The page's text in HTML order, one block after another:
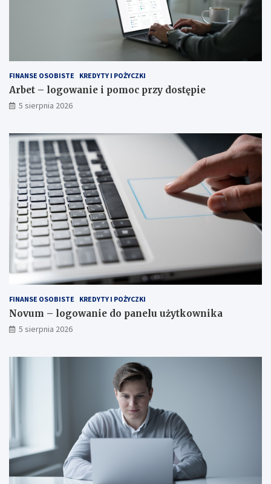
FINANSE OSOBISTE KREDYTY I POŻYCZKI
Arbet – logowanie i pomoc przy dostępie
5 sierpnia 2026
FINANSE OSOBISTE KREDYTY I POŻYCZKI
Novum – logowanie do panelu użytkownika
5 sierpnia 2026